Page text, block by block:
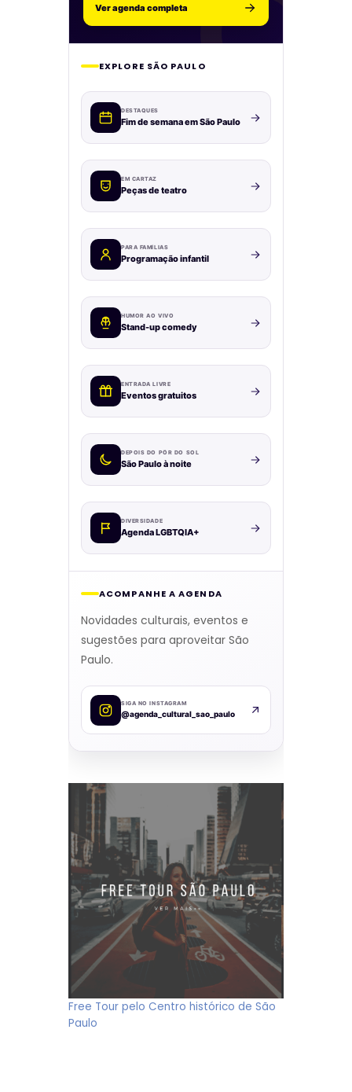
Ver agenda completa
EXPLORE SÃO PAULO
DESTAQUES
Fim de semana em São Paulo
EM CARTAZ
Peças de teatro
PARA FAMÍLIAS
Programação infantil
HUMOR AO VIVO
Stand-up comedy
ENTRADA LIVRE
Eventos gratuitos
DEPOIS DO PÔR DO SOL
São Paulo à noite
DIVERSIDADE
Agenda LGBTQIA+
ACOMPANHE A AGENDA
Novidades culturais, eventos e
sugestões para aproveitar São
Paulo.
SIGA NO INSTAGRAM
@agenda_cultural_sao_paulo
Free Tour pelo Centro histórico de São
Paulo